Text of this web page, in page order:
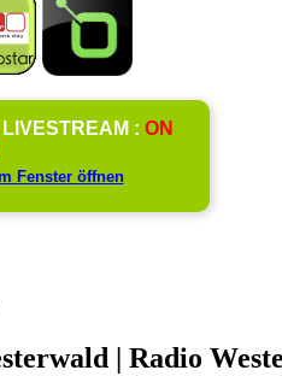
: ON
Fenster öffnen
| Radio